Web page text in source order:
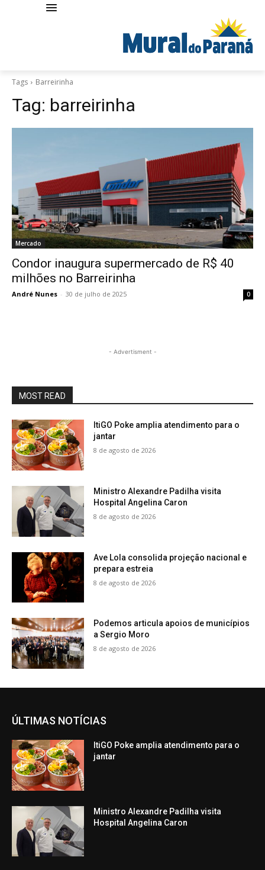
Tags Barreirinha
Tag: barreirinha
Mercado
Condor inaugura supermercado de R$ 40
milhões no Barreirinha
André Nunes - 30 de julho de 2025 0
- Advertisment -
MOST READ
ItiGO Poke amplia atendimento para o
jantar
8 de agosto de 2026
Ministro Alexandre Padilha visita
Hospital Angelina Caron
8 de agosto de 2026
Ave Lola consolida projeção nacional e
prepara estreia
8 de agosto de 2026
Podemos articula apoios de municípios
a Sergio Moro
8 de agosto de 2026
ÚLTIMAS NOTÍCIAS
ItiGO Poke amplia atendimento para o
jantar
Ministro Alexandre Padilha visita
Hospital Angelina Caron